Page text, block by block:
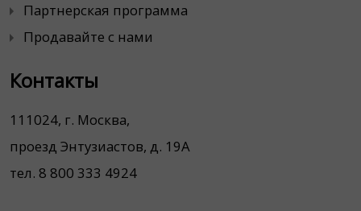
Партнерская программа
Продавайте с нами
Контакты
111024, г. Москва,
проезд Энтузиастов, д. 19А
тел. 8 800 333 4924